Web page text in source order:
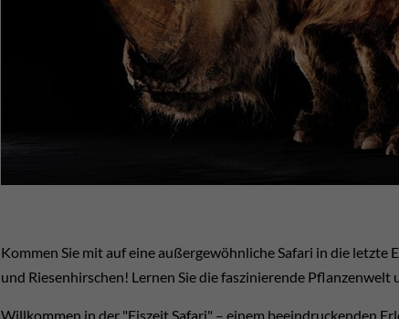
Kommen Sie mit auf eine außergewöhnliche Safari in die letzte
und Riesenhirschen! Lernen Sie die faszinierende
Willkommen in der "Eiszeit Safari" – einem beeindruckenden